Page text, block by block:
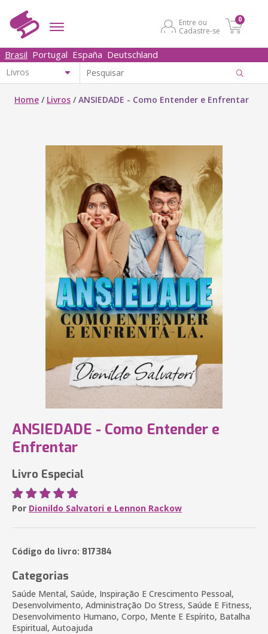
Entre ou
Cadastre-se
0
Brasil Portugal España Deutschland
Home / Livros /ANSIEDADE - Como Entender e Enfrentar
ANSIEDADE - Como Entender e
Enfrentar
Livro Especial
Por Dionildo Salvatori e Lennon Rackow
Código do livro: 817384
Categorias
Saúde Mental, Saúde, Inspiração E Crescimento Pessoal,
Desenvolvimento, Administração Do Stress, Saúde E Fitness,
Desenvolvimento Humano, Corpo, Mente E Espírito, Batalha
Espiritual, Autoajuda